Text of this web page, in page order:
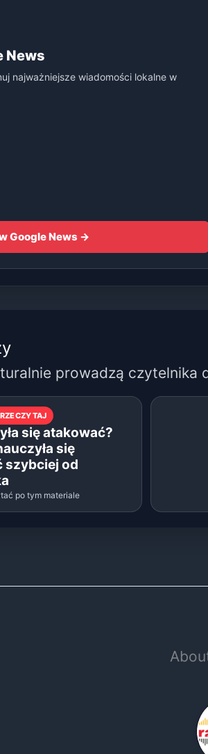
News
najważniejsze wiadomości lokalne w
Google News →
prowadzą czytelnika
się atakować?
się
szybciej od
po tym materiale